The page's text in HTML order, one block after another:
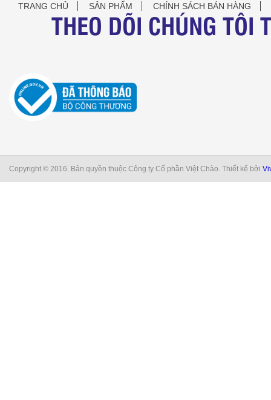
TRANG CHỦ SẢN PHẨM CHÍNH SÁCH BÁN HÀNG
THEO DÕI CHÚNG TÔI
Copyright © 2016. Bản quyền thuộc Công ty Cổ phần Việt Chào. Thiết kế bởi